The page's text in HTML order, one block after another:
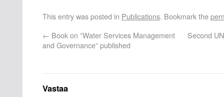
This entry was posted in Publications. Bookmark the
← Book on ”Water Services Management
and Governance” published
Second
Vastaa